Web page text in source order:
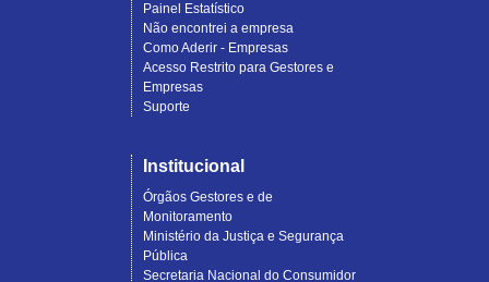
Painel Estatístico
Não encontrei a empresa
Como Aderir - Empresas
Acesso Restrito para Gestores e
Empresas
Suporte
Institucional
Órgãos Gestores e de
Monitoramento
Ministério da Justiça e Segurança
Pública
Secretaria Nacional do Consumidor